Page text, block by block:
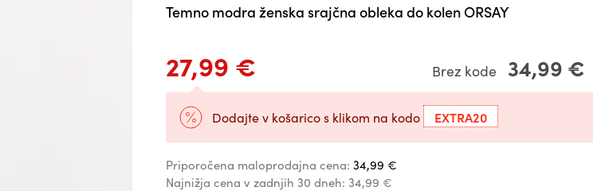
Temno modra ženska srajčna obleka do kolen ORSAY
27,99 € Brez kode 34,99 €
Dodajte v košarico s klikom na kodo EXTRA20
Priporočena maloprodajna cena: 34,99 €
Najnižja cena v zadnjih 30 dneh: 34,99 €